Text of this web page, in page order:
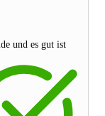
und es gut ist